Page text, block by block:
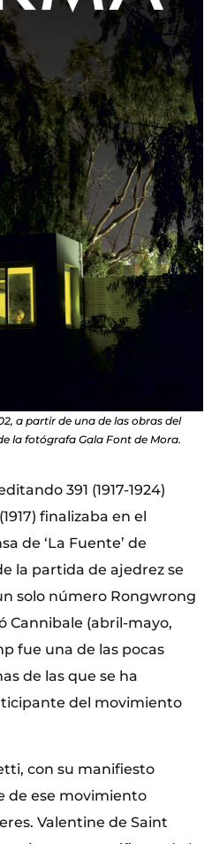
a partir de una de las obras del
la fotógrafa Gala Font de Mora.
391 (1917-1924)
finalizaba en el
de ‘La Fuente’ de
la partida de ajedrez se
solo número Rongwrong
Cannibale (abril-mayo,
fue una de las pocas
de las que se ha
del movimiento
con su manifiesto
de ese movimiento
Valentine de Saint